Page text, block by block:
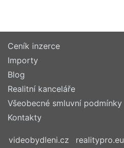
Ceník inzerce
Importy
Blog
Realitní kanceláře
Všeobecné smluvní podmínky
Kontakty
videobydleni.cz realitypro.eu